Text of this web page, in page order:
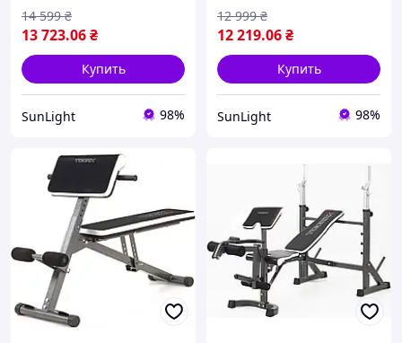
13 723.06₴
14 599 ₴
Купить
SunLight 98%
12 219.06₴
12 999 ₴
Купить
SunLight 98%